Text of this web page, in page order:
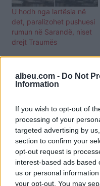
albeu.com - Do Not
Information
If you wish to opt-out of
processing of your
targeted advertising by
section to confirm your
opt-out request is
interest-based ads based
us or personal
your opt-out. You may
U hodh nga lartësia në
det, paralizohet pushuesi
rumun në Sarandë, niset
drejt Traumës